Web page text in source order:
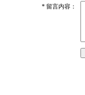
* 留言内容：